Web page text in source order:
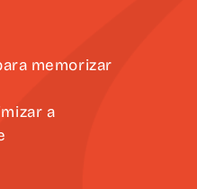
comemorações
do poeta, a
de Missão
do V Centenário
e decorre na
da Fundación
memorizar
a